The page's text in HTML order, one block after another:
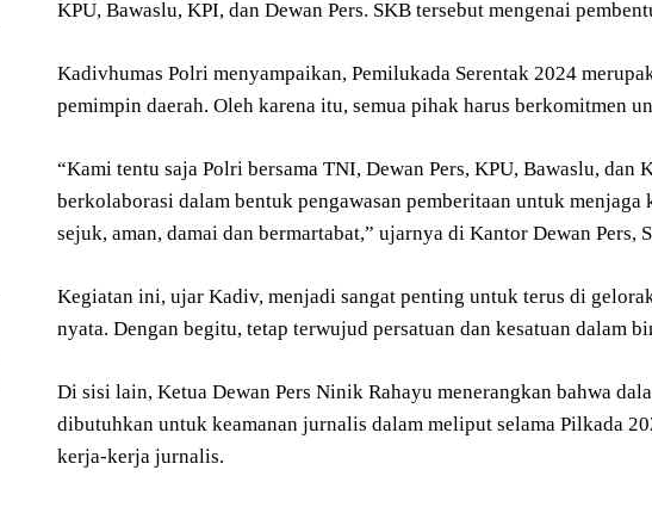
KPU, Bawaslu, KPI, dan Dewan Pers. SKB tersebut mengenai
Kadivhumas Polri menyampaikan, Pemilukada Serentak 2024
pemimpin daerah. Oleh karena itu, semua pihak harus berkomitmen
“Kami tentu saja Polri bersama TNI, Dewan Pers, KPU, Bawaslu,
berkolaborasi dalam bentuk pengawasan pemberitaan untuk
sejuk, aman, damai dan bermartabat,” ujarnya di Kantor Dewan Pers,
Kegiatan ini, ujar Kadiv, menjadi sangat penting untuk terus di
nyata. Dengan begitu, tetap terwujud persatuan dan kesatuan dalam
Di sisi lain, Ketua Dewan Pers Ninik Rahayu menerangkan bahwa
dibutuhkan untuk keamanan jurnalis dalam meliput selama Pilkada
kerja-kerja jurnalis.